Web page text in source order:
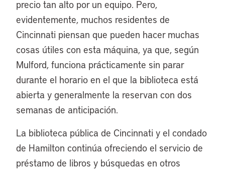
precio tan alto por un equipo. Pero,
evidentemente, muchos residentes de
Cincinnati piensan que pueden hacer muchas
cosas útiles con esta máquina, ya que, según
Mulford, funciona prácticamente sin parar
durante el horario en el que la biblioteca está
abierta y generalmente la reservan con dos
semanas de anticipación.
La biblioteca pública de Cincinnati y el condado
de Hamilton continúa ofreciendo el servicio de
préstamo de libros y búsquedas en otros